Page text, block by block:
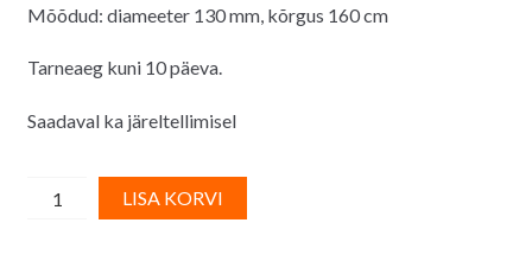
Mõõdud: diameeter 130 mm, kõrgus 160 cm
Tarneaeg kuni 10 päeva.
Saadaval ka järeltellimisel
Pulmatordi
kaunistus
LISA KORVI